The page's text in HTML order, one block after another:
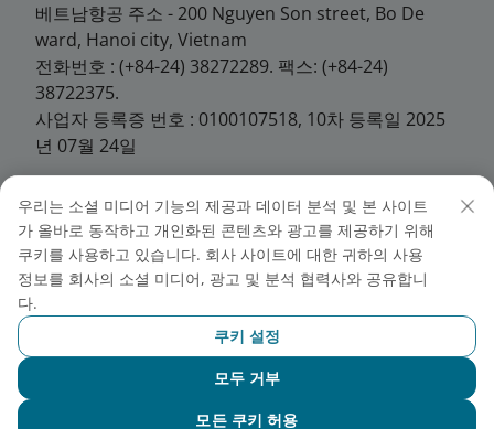
베트남항공 주소 - 200 Nguyen Son street, Bo De
ward, Hanoi city, Vietnam
전화번호 : (+84-24) 38272289. 팩스: (+84-24)
38722375.
사업자 등록증 번호 : 0100107518, 10차 등록일 2025
년 07월 24일
© 베트남 항공 / 한국지사장: 응우엔 후이 득
2019년 저작권은 베트남항공에 있으며, 무단 복제를 불
허합니다. 베트남 항공 / 한국지사장: 응우엔 후이 득
주소: 서울특별시 중구 서소문로 89 순화빌딩 9층 TEL:
(02) 1577-9908 / Fax: (02) 757-8921
사업자등록번호: 110-84-02232 / 통신판매업신고: 제
우리는 소셜 미디어 기능의 제공과 데이터 분석 및 본 사이트
가 올바로 동작하고 개인화된 콘텐츠와 광고를 제공하기 위해
쿠키를 사용하고 있습니다. 회사 사이트에 대한 귀하의 사용
정보를 회사의 소셜 미디어, 광고 및 분석 협력사와 공유합니
다.
쿠키 설정
모두 거부
모든 쿠키 허용